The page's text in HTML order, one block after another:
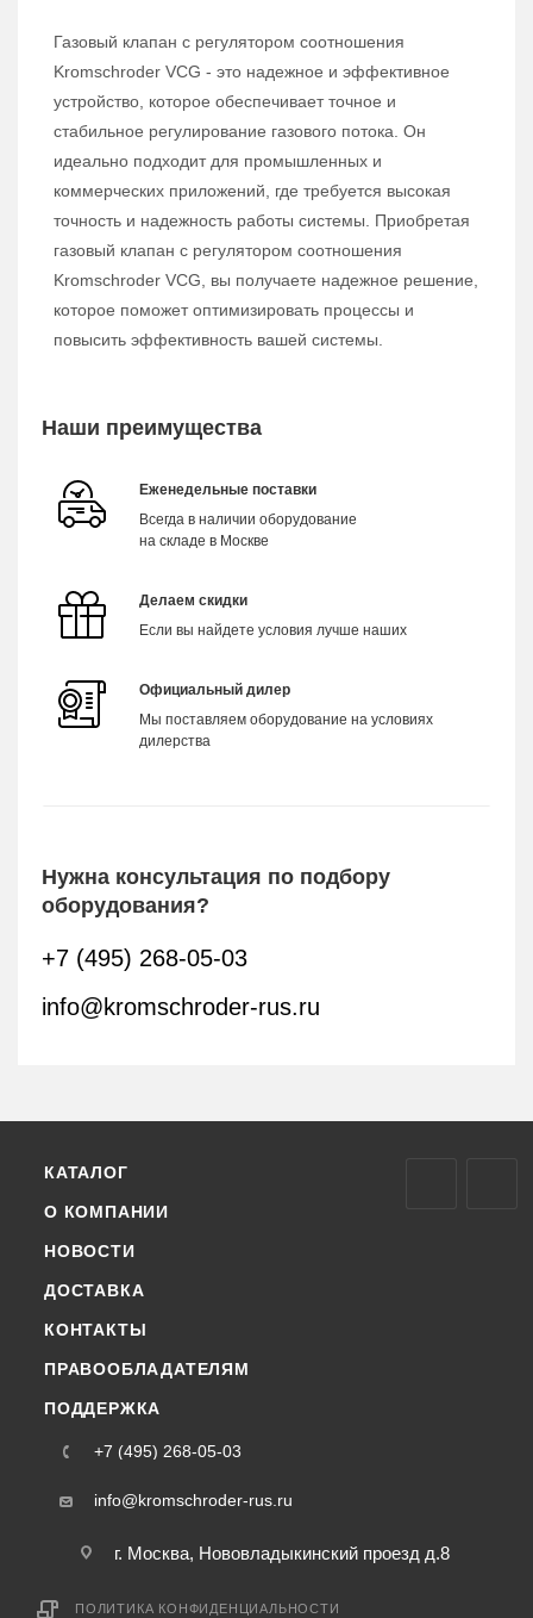
Газовый клапан с регулятором соотношения
Kromschroder VCG - это надежное и эффективное
устройство, которое обеспечивает точное и
стабильное регулирование газового потока. Он
идеально подходит для промышленных и
коммерческих приложений, где требуется высокая
точность и надежность работы системы. Приобретая
газовый клапан с регулятором соотношения
Kromschroder VCG, вы получаете надежное решение,
которое поможет оптимизировать процессы и
повысить эффективность вашей системы.
Наши преимущества
Еженедельные поставки
Всегда в наличии оборудование
на складе в Москве
Делаем скидки
Если вы найдете условия лучше наших
Официальный дилер
Мы поставляем оборудование на условиях
дилерства
Нужна консультация по подбору
оборудования?
+7 (495) 268-05-03
info@kromschroder-rus.ru
КАТАЛОГ
О КОМПАНИИ
НОВОСТИ
ДОСТАВКА
КОНТАКТЫ
ПРАВООБЛАДАТЕЛЯМ
ПОДДЕРЖКА
+7 (495) 268-05-03
info@kromschroder-rus.ru
г. Москва, Нововладыкинский проезд д.8
ПОЛИТИКА КОНФИДЕНЦИАЛЬНОСТИ